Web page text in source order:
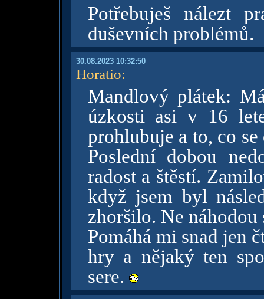
Potřebuješ nálezt
duševních problémů.
30.08.2023 10:32:50
Horatio:
Mandlový plátek:
úzkosti asi v 16
prohlubuje a to, co
Poslední dobou
radost a štěstí.
když jsem byl
zhoršilo. Ne
Pomáhá mi snad jen
hry a nějaký ten
sere.